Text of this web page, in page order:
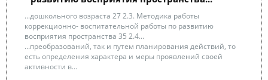
...дошкольного возраста 27 2.3. Методика работы
коррекционно- воспитательной работы по развитию
восприятия пространства 35 2.4...
...преобразований, так и путем планирования действий, то
есть определения характера и меры проявлений своей
активности в...